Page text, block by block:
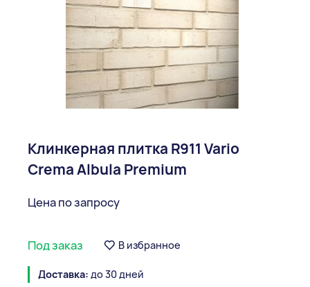
Клинкерная плитка R911 Vario
Crema Albula Premium
Цена по запросу
Под заказ В избранное
Доставка: до 30 дней